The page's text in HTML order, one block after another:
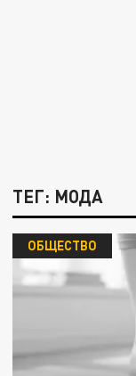
ТЕГ: МОДА
ОБЩЕСТВО